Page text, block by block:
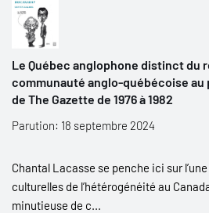
Le Québec anglophone distinct du
communauté anglo-québécoise
de The Gazette de 1976 à 1982
Parution: 18 septembre 2024
Chantal Lacasse se penche ici sur
culturelles de l’hétérogénéité au
minutieuse de c...